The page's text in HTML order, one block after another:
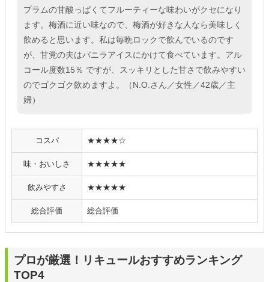
プラムの甘酸っぱくてフルーティーな味わいがクセになり
ます。梅酒に近い味なので、梅酒が好きな人なら美味しく
飲めると思います。私は毎晩ロックで飲んでいるのです
が、甘党の夫はバニラアイスにかけて食べています。アル
コール度数15％ ですが、スッキリとした甘さで飲みやすい
のでゴクゴク飲めますよ。（N.O.さん／女性／42歳／主
婦）
コスパ ★★★★☆
味・おいしさ ★★★★★
飲みやすさ ★★★★★
総合評価 総合評価
プロが厳選！リキュールおすすめランキング
TOP4